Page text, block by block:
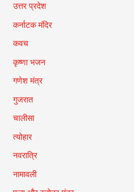
उत्तर प्रदेश
कर्नाटक मंदिर
कवच
कृष्णा भजन
गणेश मंत्र
गुजरात
चालीसा
त्योहार
नवरात्रि
नामावली